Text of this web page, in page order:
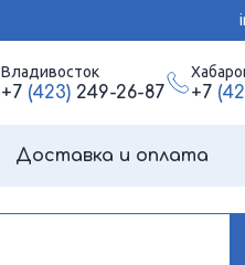
Владивосток
+7 (423)249-26-87 +7
Доставка и оплата